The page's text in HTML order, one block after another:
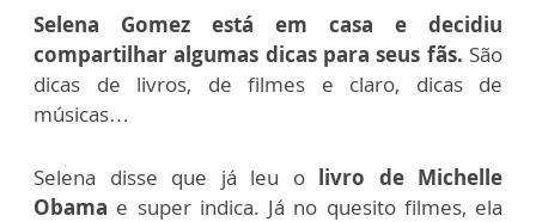
Selena Gomez está em casa e decidiu
compartilhar algumas dicas para seus fãs. São
dicas de livros, de filmes e claro, dicas de
músicas…
Selena disse que já leu o livro de Michelle
Obama e super indica. Já no quesito filmes, ela